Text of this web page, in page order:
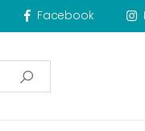
Facebook